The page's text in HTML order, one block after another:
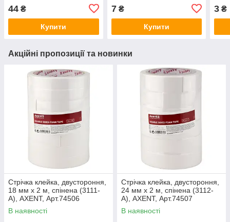
44 ₴
Купити
7₴
Купити
3 ₴
Акційні пропозиції та новинки
Стрічка клейка, двустороння,
18 мм х 2 м, спінена (3111-
A), AXENT, Арт.74506
В наявності
Стрічка клейка, двустороння,
24 мм х 2 м, спінена (3112-
A), AXENT, Арт.74507
В наявності